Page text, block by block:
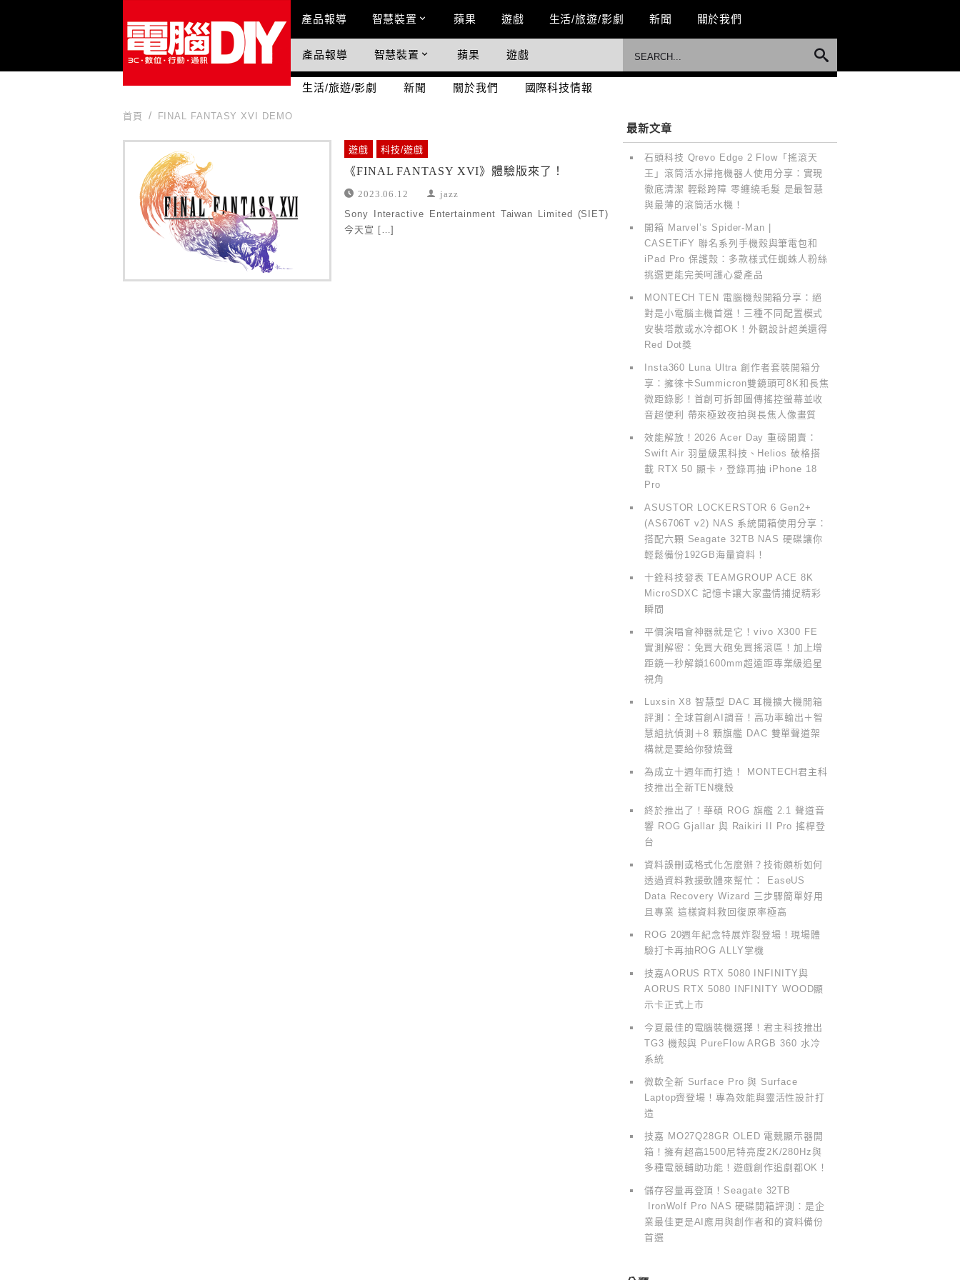
Main Menu
產品報導 智慧裝置 蘋果 遊戲 生活/旅遊/影劇 新聞 關於我們
國際科技情報
產品報導 智慧裝置 蘋果 遊戲
生活/旅遊/影劇 新聞 關於我們 國際科技情報
首頁 FINAL FANTASY XVI DEMO
FINAL FANTASY XVI DEMO 遊戲 科技/遊戲
《FINAL FANTASY XVI》體驗版來了！
2023.06.12 jazz
Sony Interactive Entertainment Taiwan Limited (SIET)
今天宣 […]
最新文章
石頭科技 Qrevo Edge 2 Flow「搖滾天
王」滾筒活水掃拖機器人使用分享：實現
徹底清潔 輕鬆跨障 零纏繞毛髮 是最智慧
與最薄的滾筒活水機！
開箱 Marvel’s Spider-Man |
CASETiFY 聯名系列手機殼與筆電包和
iPad Pro 保護殼：多款樣式任蜘蛛人粉絲
挑選更能完美呵護心愛產品
MONTECH TEN 電腦機殼開箱分享：絕
對是小電腦主機首選！三種不同配置模式
安裝塔散或水冷都OK！外觀設計超美還得
Red Dot獎
Insta360 Luna Ultra 創作者套裝開箱分
享：擁徠卡Summicron雙鏡頭可8K和長焦
微距錄影！首創可拆卸圖傳搖控螢幕並收
音超便利 帶來極致夜拍與長焦人像畫質
效能解放！2026 Acer Day 重磅開賣：
Swift Air 羽量級黑科技、Helios 破格搭
載 RTX 50 顯卡，登錄再抽 iPhone 18
Pro
ASUSTOR LOCKERSTOR 6 Gen2+
(AS6706T v2) NAS 系統開箱使用分享：
搭配六顆 Seagate 32TB NAS 硬碟讓你
輕鬆備份192GB海量資料！
十銓科技發表 TEAMGROUP ACE 8K
MicroSDXC 記憶卡讓大家盡情捕捉精彩
瞬間
平價演唱會神器就是它！vivo X300 FE
實測解密：免買大砲免買搖滾區！加上增
距鏡一秒解鎖1600mm超遠距專業級追星
視角
Luxsin X8 智慧型 DAC 耳機擴大機開箱
評測：全球首創AI調音！高功率輸出＋智
慧組抗偵測＋8 顆旗艦 DAC 雙單聲道架
構就是要給你發燒聲
為成立十週年而打造！ MONTECH君主科
技推出全新TEN機殼
終於推出了！華碩 ROG 旗艦 2.1 聲道音
響 ROG Gjallar 與 Raikiri II Pro 搖桿登
台
資料誤刪或格式化怎麼辦？技術頗析如何
透過資料救援軟體來幫忙： EaseUS
Data Recovery Wizard 三步驟簡單好用
且專業 這樣資料救回復原率極高
ROG 20週年紀念特展炸裂登場！現場體
驗打卡再抽ROG ALLY掌機
技嘉AORUS RTX 5080 INFINITY與
AORUS RTX 5080 INFINITY WOOD顯
示卡正式上市
今夏最佳的電腦裝機選擇！君主科技推出
TG3 機殼與 PureFlow ARGB 360 水冷
系統
微軟全新 Surface Pro 與 Surface
Laptop齊登場！專為效能與靈活性設計打
造
技嘉 MO27Q28GR OLED 電競顯示器開
箱！擁有超高1500尼特亮度2K/280Hz與
多種電競輔助功能！遊戲創作追劇都OK！
儲存容量再登頂！Seagate 32TB
IronWolf Pro NAS 硬碟開箱評測：是企
業最佳更是AI應用與創作者和的資料備份
首選